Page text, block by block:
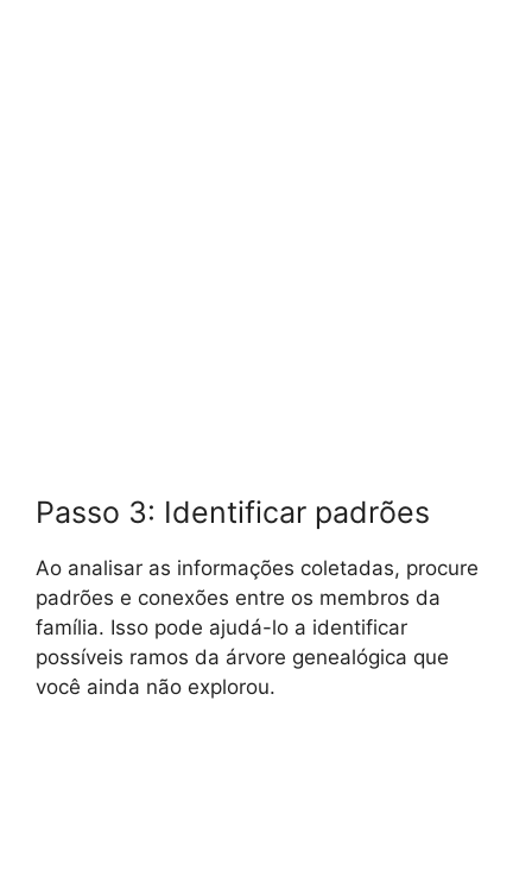
Passo 3: Identificar padrões
Ao analisar as informações coletadas, procure
padrões e conexões entre os membros da
família. Isso pode ajudá-lo a identificar
possíveis ramos da árvore genealógica que
você ainda não explorou.